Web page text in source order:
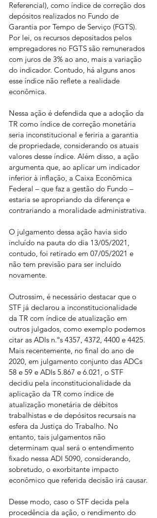
Referencial), como índice de correção dos
depósitos realizados no Fundo de
Garantia por Tempo de Serviço (FGTS).
Por lei, os recursos depositados pelos
empregadores no FGTS são remunerados
com juros de 3% ao ano, mais a variação
do indicador. Contudo, há alguns anos
esse índice não reflete a realidade
econômica.
Nessa ação é defendida que a adoção da
TR como índice de correção monetária
seria inconstitucional e feriria a garantia
de propriedade, considerando os atuais
valores desse índice. Além disso, a ação
argumenta que, ao aplicar um indicador
inferior à inflação, a Caixa Econômica
Federal – que faz a gestão do Fundo –
estaria se apropriando da diferença e
contrariando a moralidade administrativa.
O julgamento dessa ação havia sido
incluído na pauta do dia 13/05/2021,
contudo, foi retirado em 07/05/2021 e
não tem previsão para ser incluído
novamente.
Outrossim, é necessário destacar que o
STF já declarou a inconstitucionalidade
da TR com índice de atualização em
outros julgados, como exemplo podemos
citar as ADIs n.ºs 4357, 4372, 4400 e 4425.
Mais recentemente, no final do ano de
2020, em julgamento conjunto das ADCs
58 e 59 e ADIs 5.867 e 6.021, o STF
decidiu pela inconstitucionalidade da
aplicação da TR como índice de
atualização monetária de débitos
trabalhistas e de depósitos recursais na
esfera da Justiça do Trabalho. No
entanto, tais julgamentos não
determinam qual será o entendimento
fixado nessa ADI 5090, considerando,
sobretudo, o exorbitante impacto
econômico que referida decisão irá causar.
Desse modo, caso o STF decida pela
procedência da ação, o rendimento do